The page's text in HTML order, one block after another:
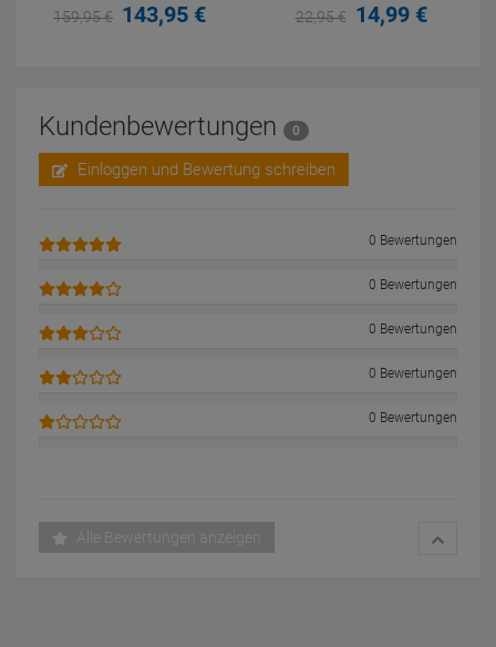
159,95€ 143,95 € 22,95€ 14,99 €
Kundenbewertungen 0
Einloggen und Bewertung schreiben
0 Bewertungen
0 Bewertungen
0 Bewertungen
0 Bewertungen
0 Bewertungen
Alle Bewertungen anzeigen